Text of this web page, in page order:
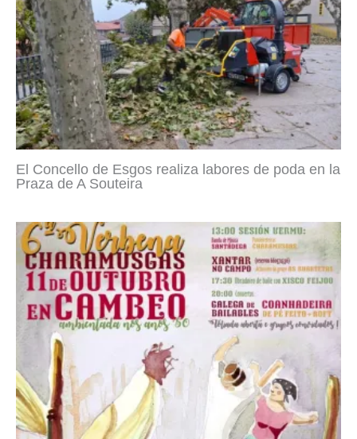
El Concello de Esgos realiza labores de poda en la
Praza de A Souteira